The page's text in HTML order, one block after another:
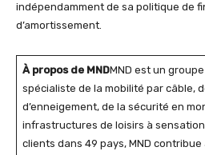
indépendamment de sa politique de
d’amortissement.
À propos de MNDMND est un
spécialiste de la mobilité par câble,
d’enneigement, de la sécurité en
infrastructures de loisirs à
clients dans 49 pays, MND